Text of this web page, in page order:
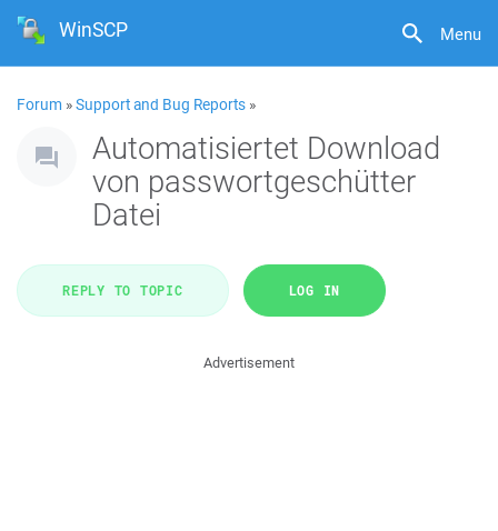
Menu
WinSCP
Forum »Support and Bug Reports »
Automatisiertet Download
von passwortgeschütter
Datei
REPLY TO TOPIC LOG IN
Advertisement